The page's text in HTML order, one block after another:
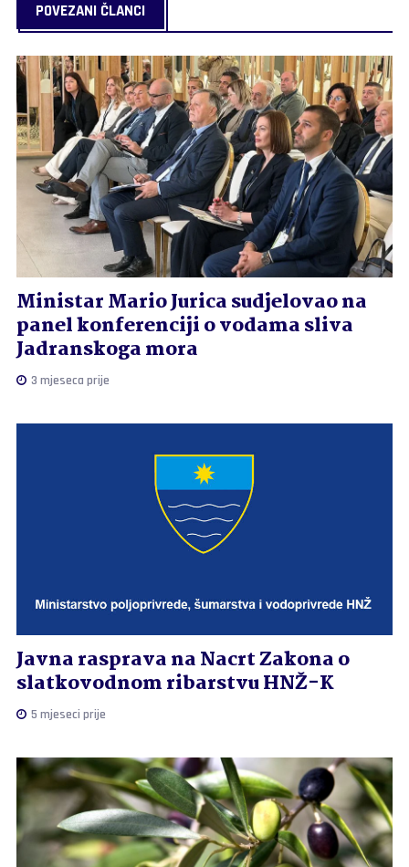
POVEZANI ČLANCI
Ministar Mario Jurica sudjelovao na
panel konferenciji o vodama sliva
Jadranskoga mora
3 mjeseca prije
Javna rasprava na Nacrt Zakona o
slatkovodnom ribarstvu HNŽ-K
5 mjeseci prije